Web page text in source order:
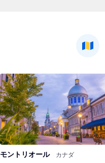
モントリオール カナダ